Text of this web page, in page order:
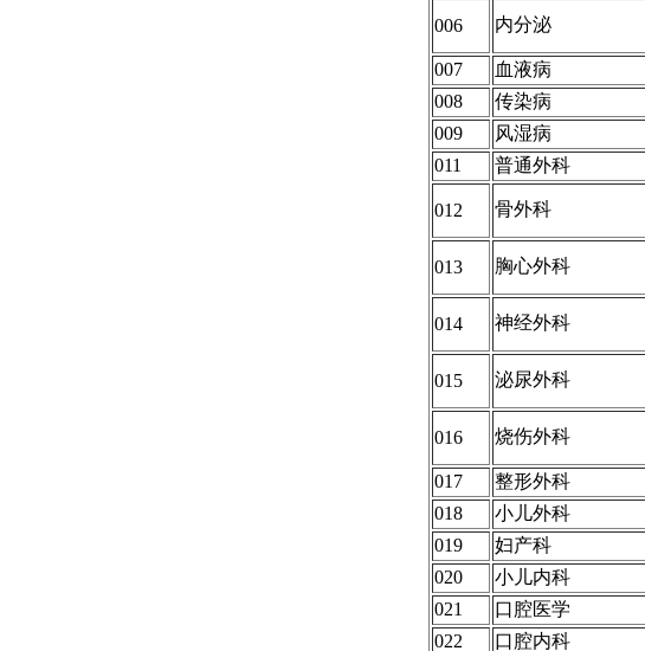
006 内分泌
007
血液病
008
传染病
009
风湿病
011
普通外科
012 骨外科
013 胸心外科
014 神经外科
015 泌尿外科
016 烧伤外科
017
整形外科
018
小儿外科
019
妇产科
020
小儿内科
021
口腔医学
022
口腔内科